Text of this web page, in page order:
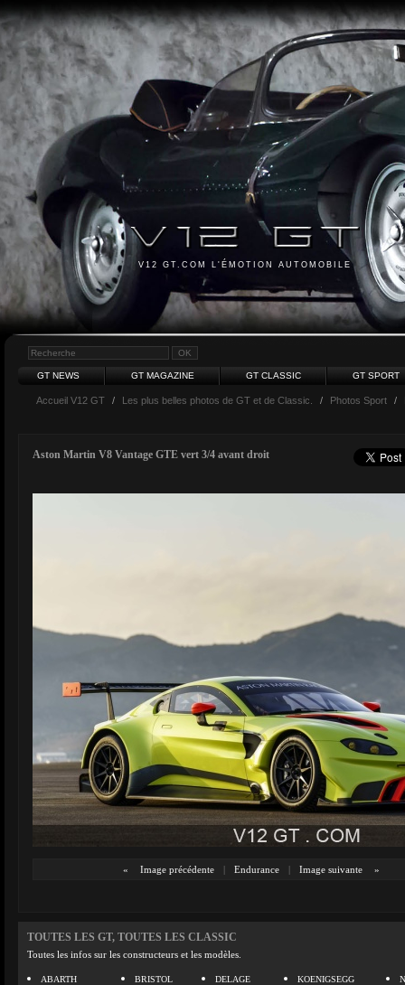
V12 GT.COM L'ÉMOTION AUTOMOBILE
GT NEWS GT MAGAZINE GT CLASSIC GT SPORT
Accueil V12 GT / Les plus belles photos de GT et de Classic. / Photos Sport /
Aston Martin V8 Vantage GTE vert 3/4 avant droit
« Image précédente | Endurance | Image suivante »
TOUTES LES GT, TOUTES LES CLASSIC
Toutes les infos sur les constructeurs et les modèles.
ABARTH
BRISTOL
DELAGE
KOENIGSEGG